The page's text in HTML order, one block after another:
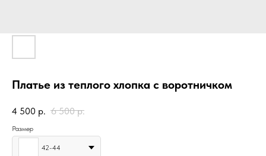
Платье из теплого хлопка с воротничком
4 500 р. 6 500 р.
Размер
42-44